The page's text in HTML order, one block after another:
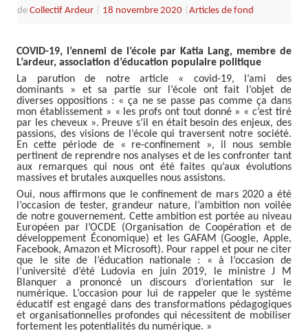
deCollectif Ardeur 18 novembre 2020 |Articles de fond
COVID-19, l’ennemi de l’école par Katia Lang, membre de
L’ardeur, association d’éducation populaire politique
La parution de notre article « covid-19, l’ami des
dominants » et sa partie sur l’école ont fait l’objet de
diverses oppositions : « ça ne se passe pas comme ça dans
mon établissement » « les profs ont tout donné » « c’est tiré
par les cheveux ». Preuve s’il en était besoin des enjeux, des
passions, des visions de l’école qui traversent notre société.
En cette période de « re-confinement », il nous semble
pertinent de reprendre nos analyses et de les confronter tant
aux remarques qui nous ont été faites qu’aux évolutions
massives et brutales auxquelles nous assistons.
Oui, nous affirmons que le confinement de mars 2020 a été
l’occasion de tester, grandeur nature, l’ambition non voilée
de notre gouvernement. Cette ambition est portée au niveau
Européen par l’OCDE (Organisation de Coopération et de
développement Économique) et les GAFAM (Google, Apple,
Facebook, Amazon et Microsoft). Pour rappel et pour ne citer
que le site de l’éducation nationale : « à l’occasion de
l’université d’été Ludovia en juin 2019, le ministre J M
Blanquer a prononcé un discours d’orientation sur le
numérique. L’occasion pour lui de rappeler que le système
éducatif est engagé dans des transformations pédagogiques
et organisationnelles profondes qui nécessitent de mobiliser
fortement les potentialités du numérique. »